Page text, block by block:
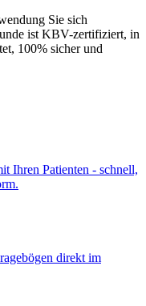
Sie sich
ist KBV-zertifiziert, in
100% sicher und
Ihren Patienten - schnell,
direkt im